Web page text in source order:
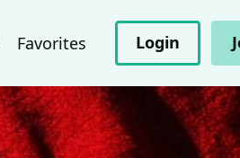
Favorites Login